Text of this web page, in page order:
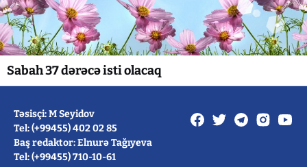
Sabah 37 dərəcə isti olacaq
Təsisçi: M Seyidov
Tel: (+99455) 402 02 85
Baş redaktor: Elnurə Tağıyeva
Tel: (+99455) 710-10-61